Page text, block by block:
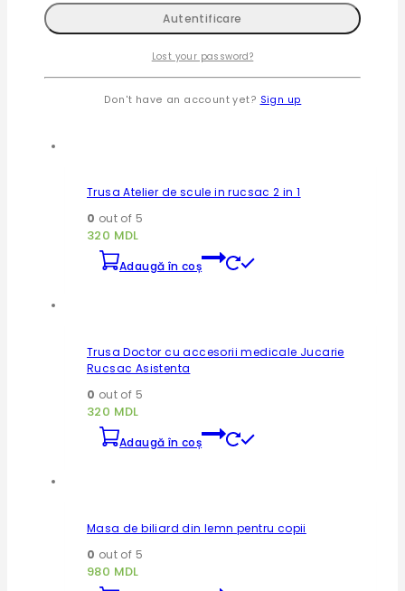
Fii primul care adaugi o recenzie la „Pusculita seif cu
amprenta pentru copii”
autentificatpentru a publica o recenzie.
Produse similare
Trusa Atelier de scule in rucsac 2 in 1
0 out of 5
320 MDL
Adaugă în coș
Trusa Doctor cu accesorii medicale Jucarie
Rucsac Asistenta
0 out of 5
320 MDL
Adaugă în coș
Masa de biliard din lemn pentru copii
0 out of 5
980 MDL
Lost your password?
Don't have an account yet? Sign up